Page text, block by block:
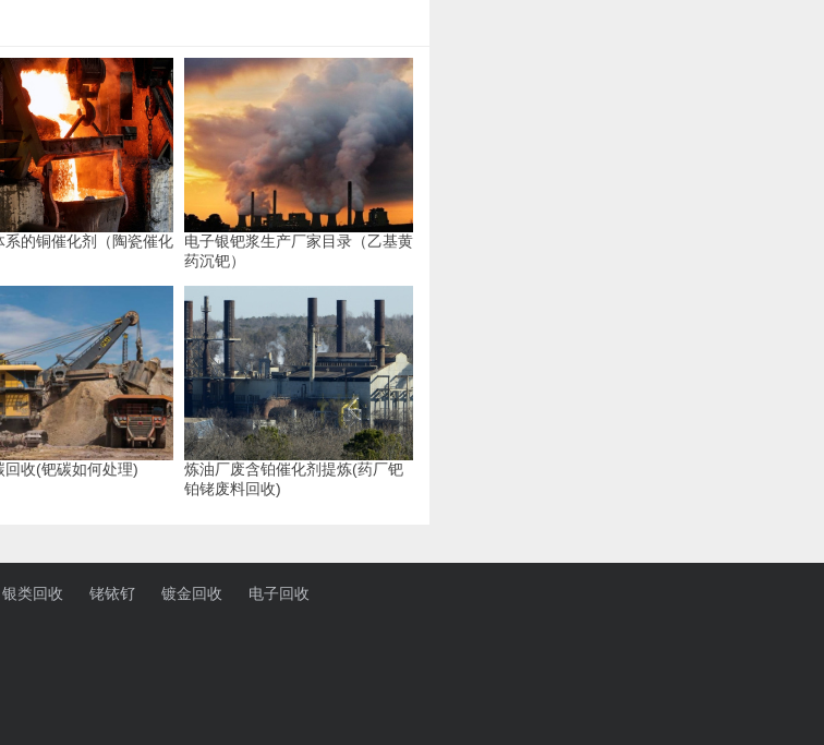
系的铜催化剂（陶瓷催化
电子银钯浆生产厂家目录（乙基黄
药沉钯）
回收(钯碳如何处理)
炼油厂废含铂催化剂提炼(药厂钯
铂铑废料回收)
银类回收 铑铱钌 镀金回收 电子回收